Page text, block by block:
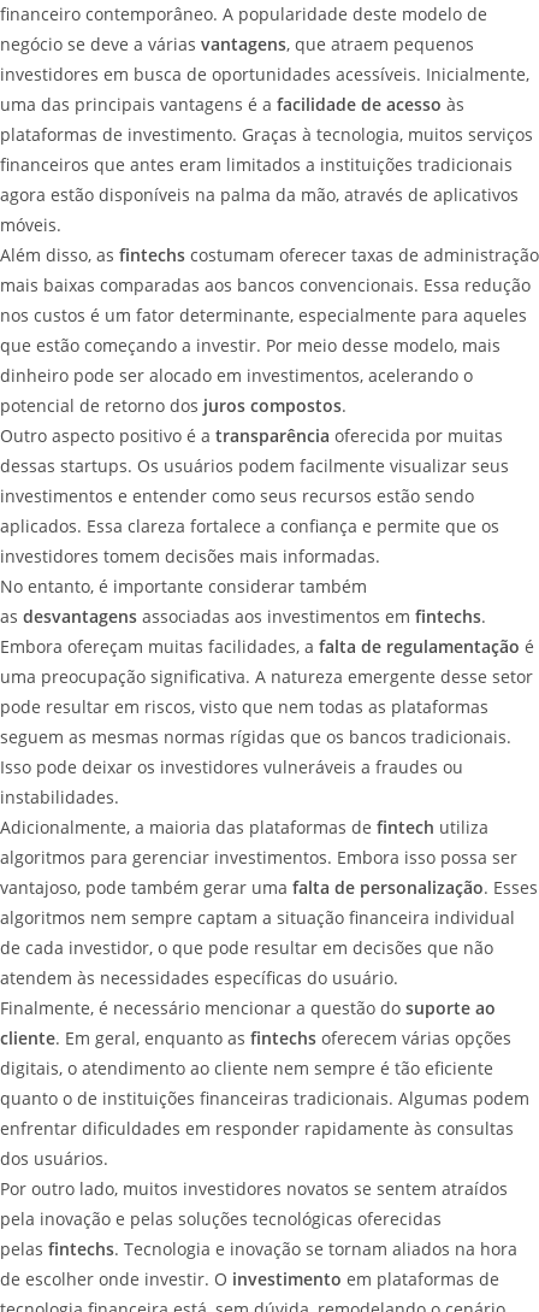
financeiro contemporâneo. A popularidade deste modelo de
negócio se deve a várias vantagens, que atraem pequenos
investidores em busca de oportunidades acessíveis. Inicialmente,
uma das principais vantagens é a facilidade de acesso às
plataformas de investimento. Graças à tecnologia, muitos serviços
financeiros que antes eram limitados a instituições tradicionais
agora estão disponíveis na palma da mão, através de aplicativos
móveis.
Além disso, as fintechs costumam oferecer taxas de administração
mais baixas comparadas aos bancos convencionais. Essa redução
nos custos é um fator determinante, especialmente para aqueles
que estão começando a investir. Por meio desse modelo, mais
dinheiro pode ser alocado em investimentos, acelerando o
potencial de retorno dos juros compostos.
Outro aspecto positivo é a transparência oferecida por muitas
dessas startups. Os usuários podem facilmente visualizar seus
investimentos e entender como seus recursos estão sendo
aplicados. Essa clareza fortalece a confiança e permite que os
investidores tomem decisões mais informadas.
No entanto, é importante considerar também
as desvantagens associadas aos investimentos em fintechs.
Embora ofereçam muitas facilidades, a falta de regulamentação é
uma preocupação significativa. A natureza emergente desse setor
pode resultar em riscos, visto que nem todas as plataformas
seguem as mesmas normas rígidas que os bancos tradicionais.
Isso pode deixar os investidores vulneráveis a fraudes ou
instabilidades.
Adicionalmente, a maioria das plataformas de fintech utiliza
algoritmos para gerenciar investimentos. Embora isso possa ser
vantajoso, pode também gerar uma falta de personalização. Esses
algoritmos nem sempre captam a situação financeira individual
de cada investidor, o que pode resultar em decisões que não
atendem às necessidades específicas do usuário.
Finalmente, é necessário mencionar a questão do suporte ao
cliente. Em geral, enquanto as fintechs oferecem várias opções
digitais, o atendimento ao cliente nem sempre é tão eficiente
quanto o de instituições financeiras tradicionais. Algumas podem
enfrentar dificuldades em responder rapidamente às consultas
dos usuários.
Por outro lado, muitos investidores novatos se sentem atraídos
pela inovação e pelas soluções tecnológicas oferecidas
pelas fintechs. Tecnologia e inovação se tornam aliados na hora
de escolher onde investir. O investimento em plataformas de